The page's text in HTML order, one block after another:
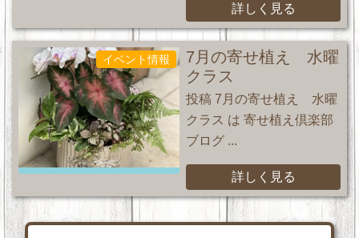
詳しく見る
イベント情報
7月の寄せ植え 水曜
クラス
投稿 7月の寄せ植え 水曜
クラス は 寄せ植え倶楽部
ブログ ...
詳しく見る